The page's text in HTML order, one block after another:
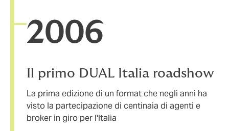
2006
Il primo DUAL Italia roadshow
La prima edizione di un format che negli anni ha
visto la partecipazione di centinaia di agenti e
broker in giro per l'Italia